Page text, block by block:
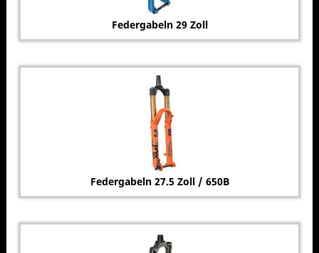
Federgabeln 29 Zoll
Federgabeln 27.5 Zoll / 650B